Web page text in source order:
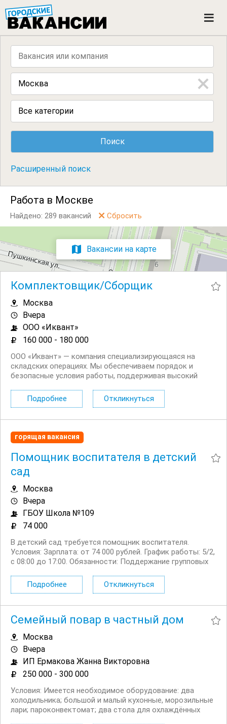
n
Все категории
Расширенный поиск
Работа в Москве
Найдено: 289 вакансий Сбросить
Вакансии на карте
Комплектовщик/Сборщик
Москва
Вчера
ООО «Иквант»
160 000 - 180 000
ООО «Иквант» — компания специализирующаяся на
складских операциях. Мы обеспечиваем порядок и
безопасные условия работы, поддерживая высокий
комплектовщиков на склад готовых обедов. Условия
Дневные/ночные смены (по 12 часов, перерыв 1,5 часа)
Подробнее Откликнуться
горящая вакансия
Помощник воспитателя в детский
сад
Москва
Вчера
ГБОУ Школа №109
74 000
В детский сад требуется помощник воспитателя.
Условия: Зарплата: от 74 000 рублей. График работы: 5/2,
с 08:00 до 17:00. Обязанности: Поддержание групповых
СанПиН. Помощь воспитателям при проведении занятий
и групповых...
Подробнее Откликнуться
Семейный повар в частный дом
Москва
Вчера
ИП Ермакова Жанна Викторовна
250 000 - 300 000
Условия: Имеется необходимое оборудование: два
холодильника; большой и малый кухонные, морозильные
лари; пароконвектомат; два стола для охлаждённых